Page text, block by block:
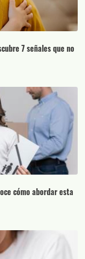
7 señales que no
cómo abordar esta